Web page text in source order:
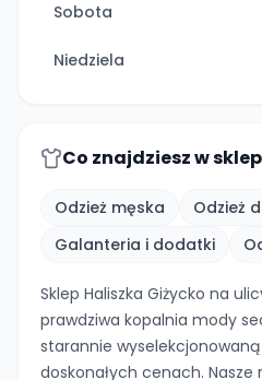
Sobota
Niedziela
Co znajdziesz w
Odzież męska Odzież
Galanteria i dodatki
Sklep Haliszka Giżycko na
prawdziwa kopalnia mody
starannie
doskonałych cenach. Nasze